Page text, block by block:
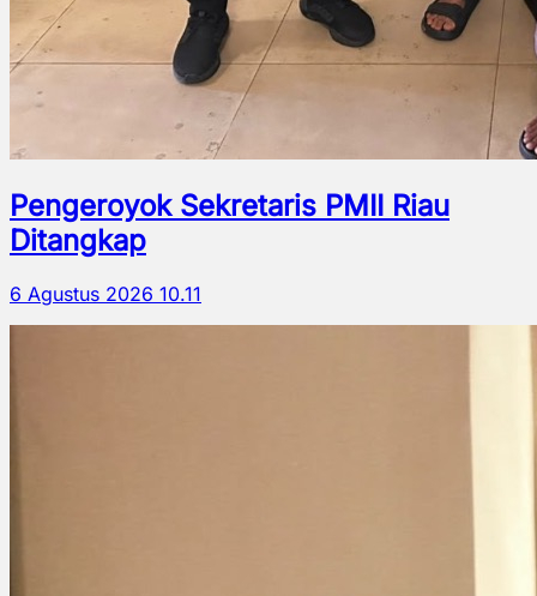
Pengeroyok Sekretaris PMII Riau
Ditangkap
6 Agustus 2026 10.11